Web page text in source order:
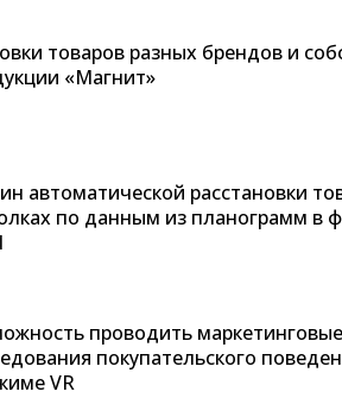
товаров разных брендов и
«Магнит»
автоматической расстановки
по данным из планограмм в
проводить маркетинговые
покупательского
VR